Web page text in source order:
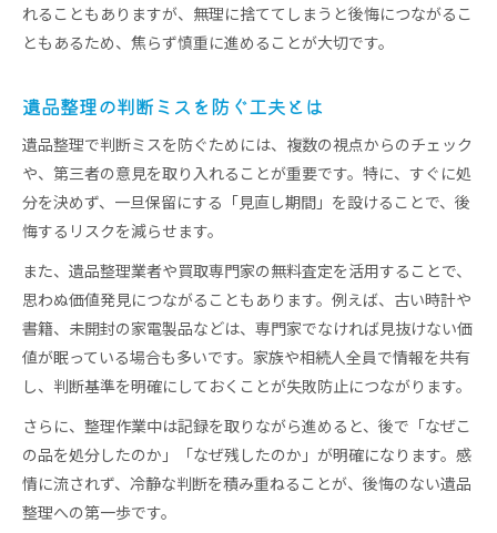
れることもありますが、無理に捨ててしまうと後悔につながるこ
ともあるため、焦らず慎重に進めることが大切です。
遺品整理の判断ミスを防ぐ工夫とは
遺品整理で判断ミスを防ぐためには、複数の視点からのチェック
や、第三者の意見を取り入れることが重要です。特に、すぐに処
分を決めず、一旦保留にする「見直し期間」を設けることで、後
悔するリスクを減らせます。
また、遺品整理業者や買取専門家の無料査定を活用することで、
思わぬ価値発見につながることもあります。例えば、古い時計や
書籍、未開封の家電製品などは、専門家でなければ見抜けない価
値が眠っている場合も多いです。家族や相続人全員で情報を共有
し、判断基準を明確にしておくことが失敗防止につながります。
さらに、整理作業中は記録を取りながら進めると、後で「なぜこ
の品を処分したのか」「なぜ残したのか」が明確になります。感
情に流されず、冷静な判断を積み重ねることが、後悔のない遺品
整理への第一歩です。